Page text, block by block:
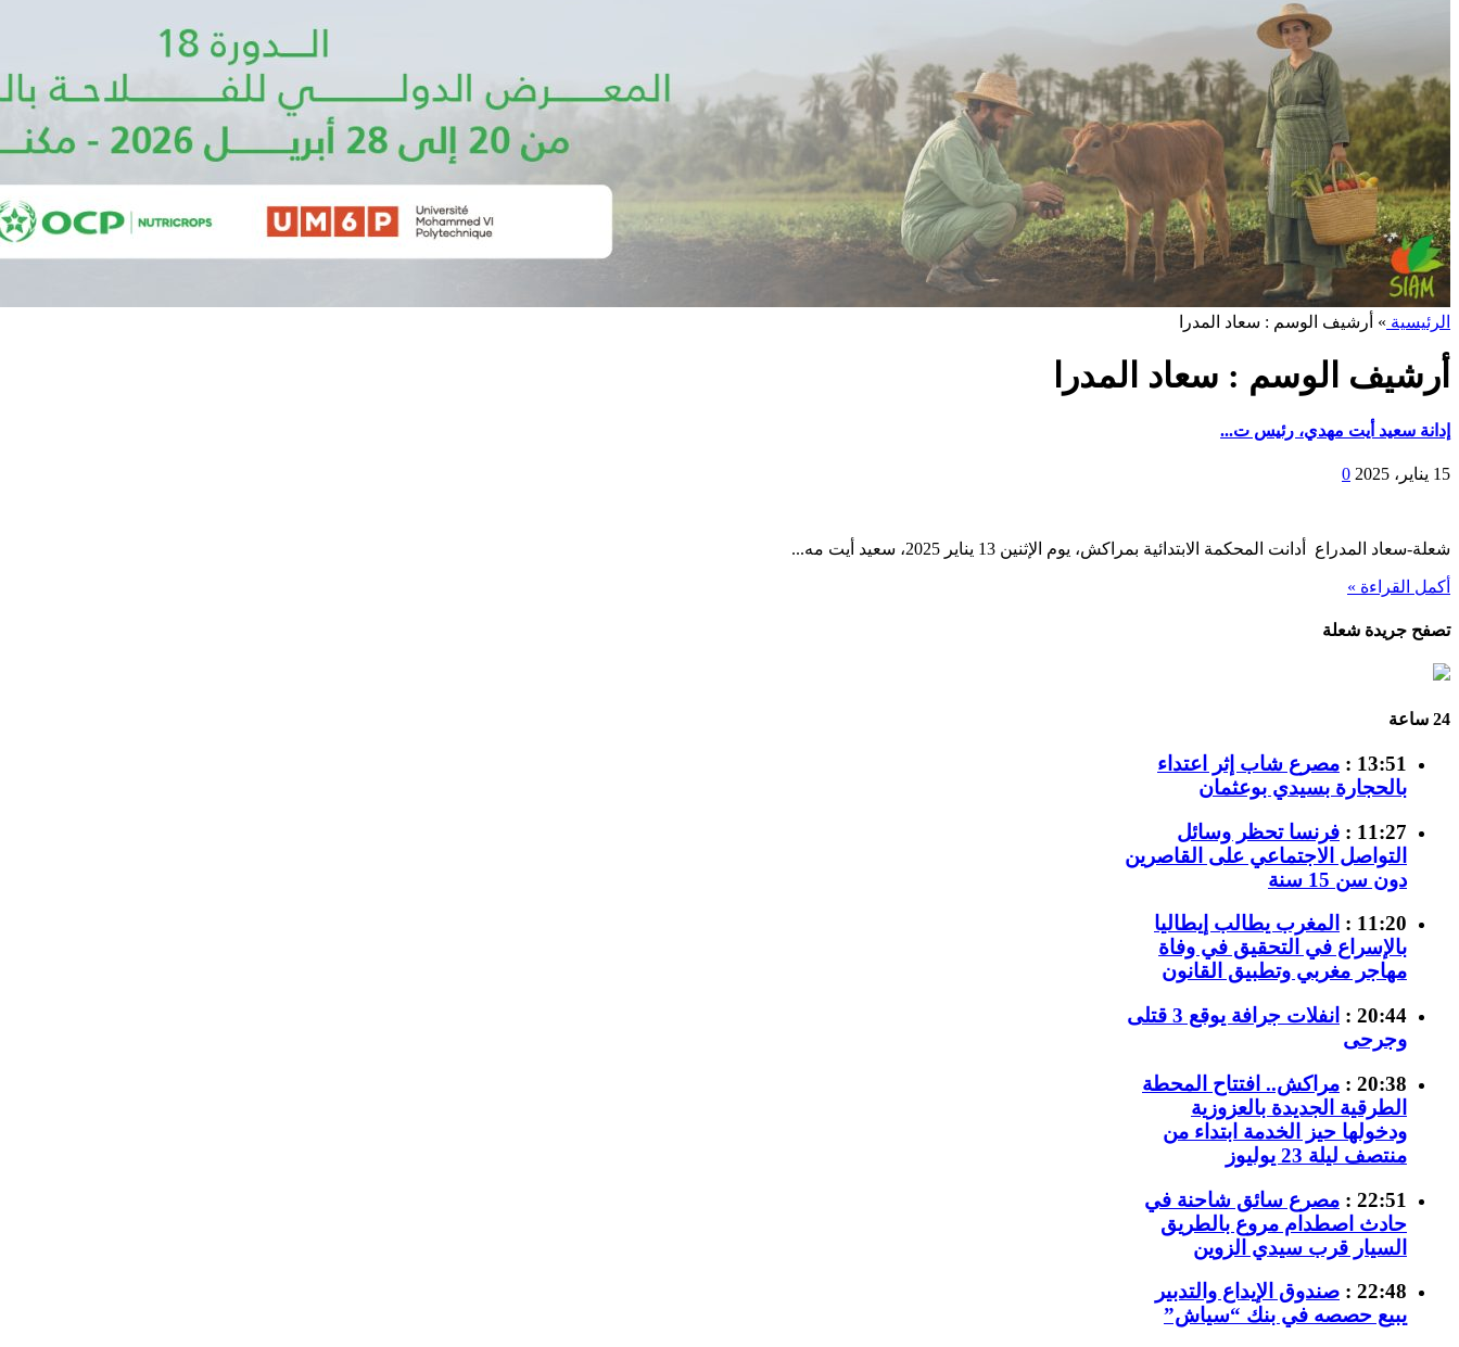
الرئيسية » أرشيف الوسم : سعاد المدرا
أرشيف الوسم : سعاد المدرا
إدانة سعيد أيت مهدي، رئيس ت...
15 يناير، 2025 0
شعلة-سعاد المدراع أدانت المحكمة الابتدائية بمراكش، يوم الإثنين 13 يناير 2025، سعيد أيت مه...
أكمل القراءة »
تصفح جريدة شعلة
24 ساعة
13:51 :
مصرع شاب إثر اعتداء
بالحجارة بسيدي بوعثمان
11:27 :
فرنسا تحظر وسائل
التواصل الاجتماعي على القاصرين
دون سن 15 سنة
11:20 :
المغرب يطالب إيطاليا
بالإسراع في التحقيق في وفاة
مهاجر مغربي وتطبيق القانون
20:44 :
انفلات جرافة يوقع 3 قتلى
وجرحى
20:38 :
مراكش.. افتتاح المحطة
الطرقية الجديدة بالعزوزية
ودخولها حيز الخدمة ابتداء من
منتصف ليلة 23 يوليوز
22:51 :
مصرع سائق شاحنة في
حادث اصطدام مروع بالطريق
السيار قرب سيدي الزوين
22:48 :
صندوق الإيداع والتدبير
يبيع حصصه في بنك “سياش”